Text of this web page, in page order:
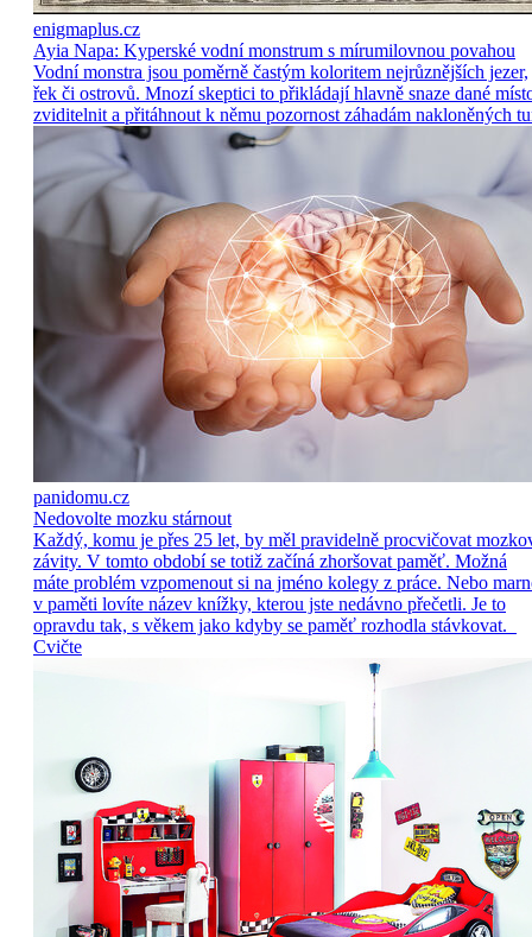
enigmaplus.cz
Ayia Napa: Kyperské vodní monstrum s mírumilovnou povahou
Vodní monstra jsou poměrně častým koloritem nejrůznějších jezer,
řek či ostrovů. Mnozí skeptici to přikládají hlavně snaze dané
zviditelnit a přitáhnout k němu pozornost záhadám nakloněných
panidomu.cz
Nedovolte mozku stárnout
Každý, komu je přes 25 let, by měl pravidelně procvičovat
závity. V tomto období se totiž začíná zhoršovat paměť. Možná
máte problém vzpomenout si na jméno kolegy z práce. Nebo
v paměti lovíte název knížky, kterou jste nedávno přečetli. Je to
opravdu tak, s věkem jako kdyby se paměť rozhodla stávkovat.
Cvičte